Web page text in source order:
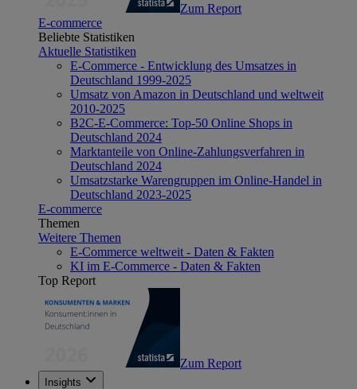
Zum Report
E-commerce
Beliebte Statistiken
Aktuelle Statistiken
E-Commerce - Entwicklung des Umsatzes in
Deutschland 1999-2025
Umsatz von Amazon in Deutschland und weltweit
2010-2025
B2C-E-Commerce: Top-50 Online Shops in
Deutschland 2024
Marktanteile von Online-Zahlungsverfahren in
Deutschland 2024
Umsatzstarke Warengruppen im Online-Handel in
Deutschland 2023-2025
E-commerce
Themen
Weitere Themen
E-Commerce weltweit - Daten & Fakten
KI im E-Commerce - Daten & Fakten
Top Report
Zum Report
Insights